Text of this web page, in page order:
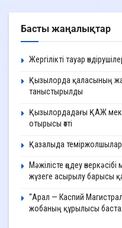
Басты жаңалықтар
Жергілікті тауар
Қызылорда қаласының
таныстырылды
Қызылордадағы ҚАЖ
отырысы өтті
Қазалыда
Мәжілісте өңдеу
жүзеге асырылу барысы
“Арал — Каспий
жобаның құрылысы